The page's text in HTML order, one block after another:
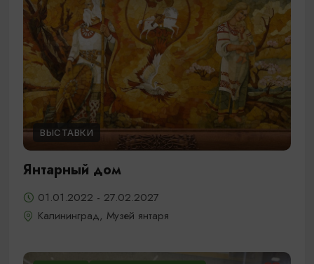
ВЫСТАВКИ
Янтарный дом
01.01.2022 - 27.02.2027
Калининград, Музей янтаря